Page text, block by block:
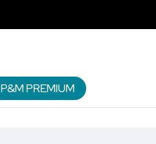
P&M PREMIUM